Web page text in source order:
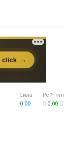
Рейтинг
0.00
Сила
0.00